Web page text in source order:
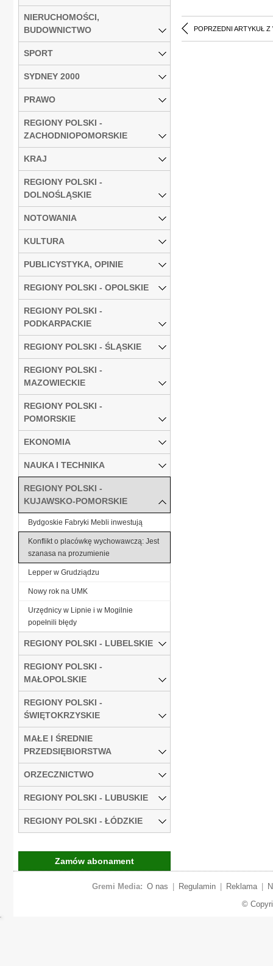
POPRZEDNI ARTYKUŁ Z
NIERUCHOMOŚCI,
BUDOWNICTWO
SPORT
SYDNEY 2000
PRAWO
REGIONY POLSKI -
ZACHODNIOPOMORSKIE
KRAJ
REGIONY POLSKI -
DOLNOŚLĄSKIE
NOTOWANIA
KULTURA
PUBLICYSTYKA, OPINIE
REGIONY POLSKI - OPOLSKIE
REGIONY POLSKI -
PODKARPACKIE
REGIONY POLSKI - ŚLĄSKIE
REGIONY POLSKI -
MAZOWIECKIE
REGIONY POLSKI -
POMORSKIE
EKONOMIA
NAUKA I TECHNIKA
REGIONY POLSKI -
KUJAWSKO-POMORSKIE
Bydgoskie Fabryki Mebli inwestują
Konflikt o placówkę wychowawczą: Jest
szanasa na prozumienie
Lepper w Grudziądzu
Nowy rok na UMK
Urzędnicy w Lipnie i w Mogilnie
popełnili błędy
REGIONY POLSKI - LUBELSKIE
REGIONY POLSKI -
MAŁOPOLSKIE
REGIONY POLSKI -
ŚWIĘTOKRZYSKIE
MAŁE I ŚREDNIE
PRZEDSIĘBIORSTWA
ORZECZNICTWO
REGIONY POLSKI - LUBUSKIE
REGIONY POLSKI - ŁÓDZKIE
Zamów abonament
Gremi Media: O nas Regulamin Reklama
©